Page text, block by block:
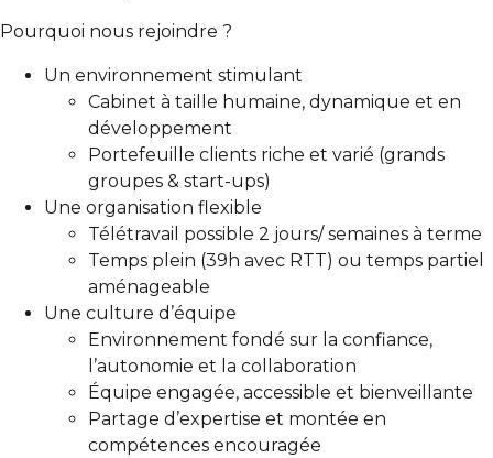
Pourquoi nous rejoindre ?
Un environnement stimulant
Cabinet à taille humaine, dynamique et en
développement
Portefeuille clients riche et varié (grands
groupes & start-ups)
Une organisation flexible
Télétravail possible 2 jours/ semaines à terme
Temps plein (39h avec RTT) ou temps partiel
aménageable
Une culture d’équipe
Environnement fondé sur la confiance,
l’autonomie et la collaboration
Équipe engagée, accessible et bienveillante
Partage d’expertise et montée en
compétences encouragée